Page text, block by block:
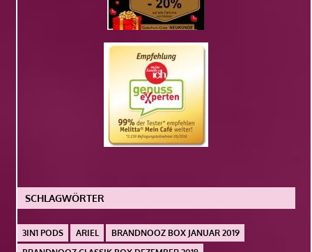
SCHLAGWÖRTER
3IN1 PODS ARIEL
BRANDNOOZ BOX JANUAR 2019